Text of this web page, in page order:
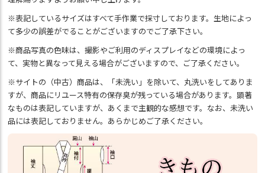
※表記しているサイズはすべて手作業で採寸しております。生地によっ
て多少の誤差がでることがございますのでご了承下さい。
※商品写真の色味は、撮影やご利用のディスプレイなどの環境によっ
て、実物と異なって見える場合がございますので、ご了承ください。
※サイトの（中古）商品は、「未洗い」を除いて、丸洗いをしてありま
すが、商品にリユース特有の保存臭が残っている場合があります。顕著
なものは表記していますが、あくまで主観的な感想です。なお、未洗い
品には表記しておりません。あらかじめご了承ください。